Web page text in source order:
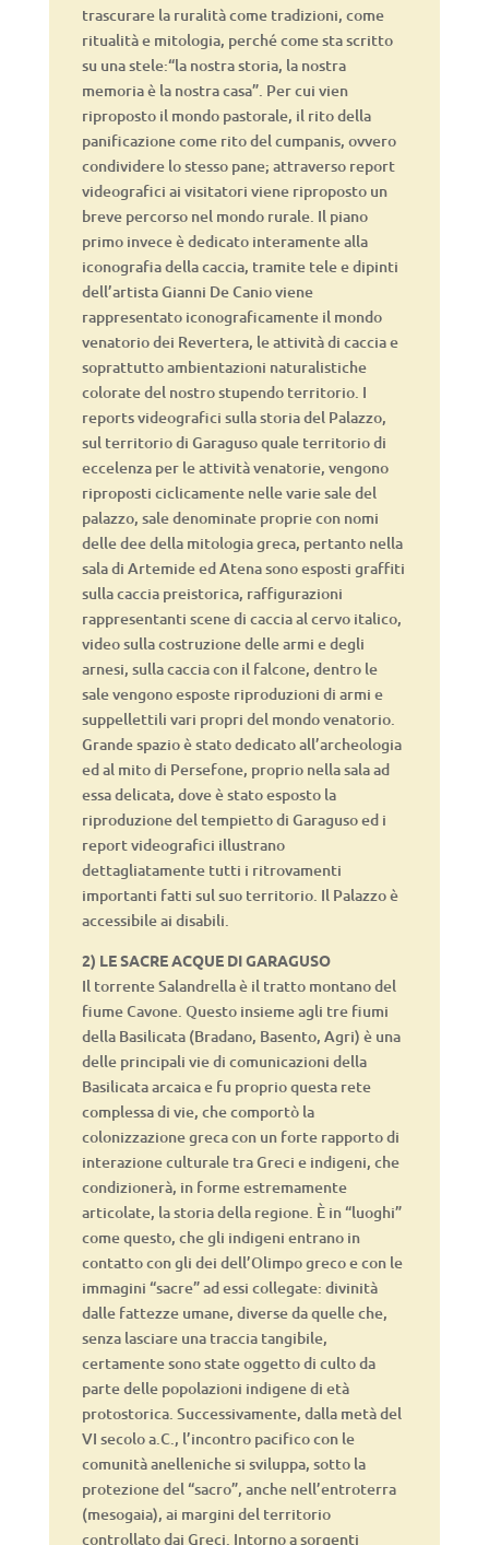
trascurare la ruralità come tradizioni, come
ritualità e mitologia, perché come sta scritto
su una stele:“la nostra storia, la nostra
memoria è la nostra casa”. Per cui vien
riproposto il mondo pastorale, il rito della
panificazione come rito del cumpanis, ovvero
condividere lo stesso pane; attraverso report
videografici ai visitatori viene riproposto un
breve percorso nel mondo rurale. Il piano
primo invece è dedicato interamente alla
iconografia della caccia, tramite tele e dipinti
dell’artista Gianni De Canio viene
rappresentato iconograficamente il mondo
venatorio dei Revertera, le attività di caccia e
soprattutto ambientazioni naturalistiche
colorate del nostro stupendo territorio. I
reports videografici sulla storia del Palazzo,
sul territorio di Garaguso quale territorio di
eccelenza per le attività venatorie, vengono
riproposti ciclicamente nelle varie sale del
palazzo, sale denominate proprie con nomi
delle dee della mitologia greca, pertanto nella
sala di Artemide ed Atena sono esposti graffiti
sulla caccia preistorica, raffigurazioni
rappresentanti scene di caccia al cervo italico,
video sulla costruzione delle armi e degli
arnesi, sulla caccia con il falcone, dentro le
sale vengono esposte riproduzioni di armi e
suppellettili vari propri del mondo venatorio.
Grande spazio è stato dedicato all’archeologia
ed al mito di Persefone, proprio nella sala ad
essa delicata, dove è stato esposto la
riproduzione del tempietto di Garaguso ed i
report videografici illustrano
dettagliatamente tutti i ritrovamenti
importanti fatti sul suo territorio. Il Palazzo è
accessibile ai disabili.
2) LE SACRE ACQUE DI GARAGUSO
Il torrente Salandrella è il tratto montano del
fiume Cavone. Questo insieme agli tre fiumi
della Basilicata (Bradano, Basento, Agri) è una
delle principali vie di comunicazioni della
Basilicata arcaica e fu proprio questa rete
complessa di vie, che comportò la
colonizzazione greca con un forte rapporto di
interazione culturale tra Greci e indigeni, che
condizionerà, in forme estremamente
articolate, la storia della regione. È in “luoghi”
come questo, che gli indigeni entrano in
contatto con gli dei dell’Olimpo greco e con le
immagini “sacre” ad essi collegate: divinità
dalle fattezze umane, diverse da quelle che,
senza lasciare una traccia tangibile,
certamente sono state oggetto di culto da
parte delle popolazioni indigene di età
protostorica. Successivamente, dalla metà del
VI secolo a.C., l’incontro pacifico con le
comunità anelleniche si sviluppa, sotto la
protezione del “sacro”, anche nell’entroterra
(mesogaia), ai margini del territorio
controllato dai Greci. Intorno a sorgenti